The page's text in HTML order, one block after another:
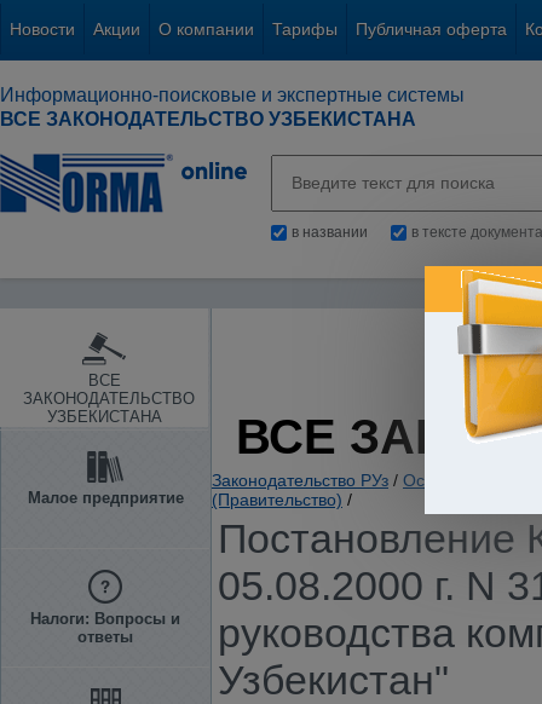
Новости Акции О компании Тарифы Публичная оферта
Информационно-поисковые и экспертные системы
ВСЕ ЗАКОНОДАТЕЛЬСТВО УЗБЕКИСТАНА
в названии в тексте документа
ВСЕ
ЗАКОНОДАТЕЛЬСТВО
УЗБЕКИСТАНА
Малое предприятие
Налоги: Вопросы и
ответы
ВСЕ
Законодательство РУз / Основы
(Правительство) /
Постановление
05.08.2000 г. N
руководства
Узбекистан"